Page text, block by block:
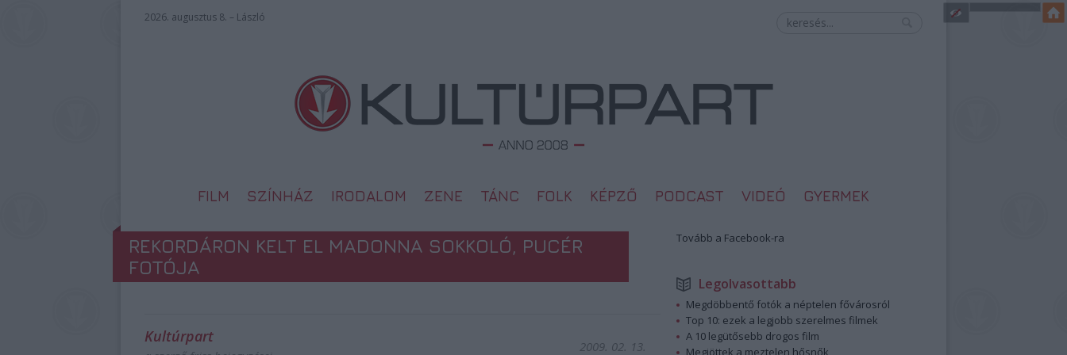
2026. augusztus 8. – László
FILM SZÍNHÁZ IRODALOM ZENE TÁNC FOLK KÉPZŐ PODCAST VIDEÓ GYERMEK
REKORDÁRON KELT EL MADONNA SOKKOLÓ, PUCÉR
FOTÓJA
Kultúrpart
2009. 02. 13.
Tovább a Facebook-ra
Legolvasottabb
Megdöbbentő fotók a néptelen fővárosról
Top 10: ezek a legjobb szerelmes filmek
A 10 legütősebb drogos film
Megjöttek a meztelen hősnők